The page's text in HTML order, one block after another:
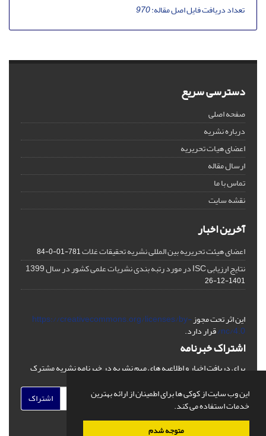
این وب سایت از کوکی ها برای اطمینان از ارائه بهترین
خدمات استفاده می کند.
متوجه شدم
تعداد دریافت فایل اصل مقاله:970
دسترسی سریع
صفحه اصلی
درباره نشریه
اعضای هیات تحریریه
ارسال مقاله
تماس با ما
نقشه سایت
آخرین اخبار
اعضای هیئت تحریریه بین المللی نشریه تحقیقات غلات781-01-0-84
نتایج ارزیابی ISC در مورد رتبه بندی نشریات علمی کشور در سال 1399
1401-12-26
این اثر تحت مجوزhttps://creativecommons.org/licenses/by-
nc/4.0/ قرار دارد.
اشتراک خبرنامه
برای دریافت اخبار و اطلاعیه های مهم نشریه در خبرنامه نشریه مشترک
اشتراک